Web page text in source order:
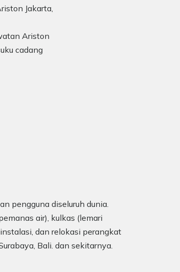
Jakarta,
Ariston
cadang
pengguna diseluruh dunia.
air), kulkas (lemari
dan relokasi perangkat
Bali. dan sekitarnya.